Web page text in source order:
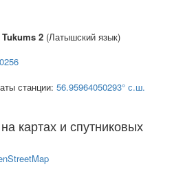
Tukums 2 (Латышский язык)
станции: 56.95964050293° с.ш.
картах и спутниковых